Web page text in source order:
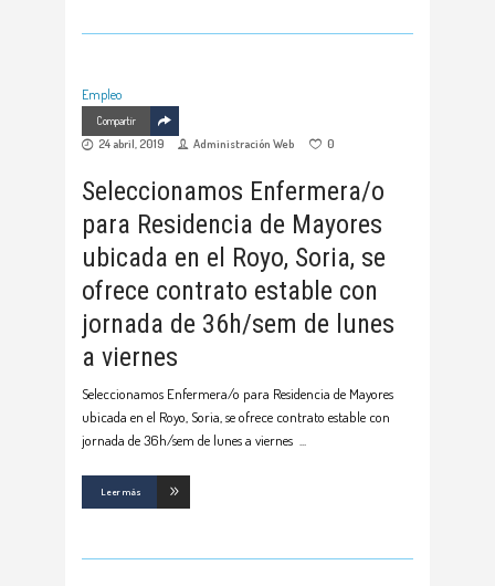
Empleo
Compartir
24 abril, 2019 Administración Web 0
Seleccionamos Enfermera/o
para Residencia de Mayores
ubicada en el Royo, Soria, se
ofrece contrato estable con
jornada de 36h/sem de lunes
a viernes
Seleccionamos Enfermera/o para Residencia de Mayores
ubicada en el Royo, Soria, se ofrece contrato estable con
jornada de 36h/sem de lunes a viernes
Leer más